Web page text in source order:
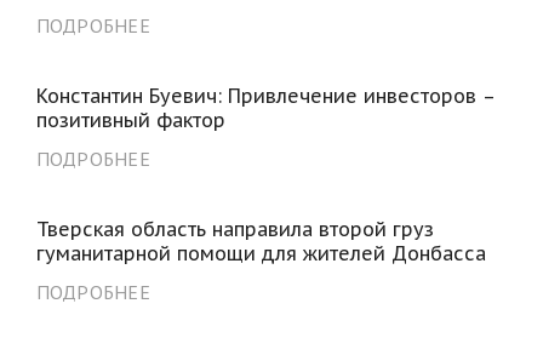
ПОДРОБНЕЕ
Константин Буевич: Привлечение инвесторов –
позитивный фактор
ПОДРОБНЕЕ
Тверская область направила второй груз
гуманитарной помощи для жителей Донбасса
ПОДРОБНЕЕ